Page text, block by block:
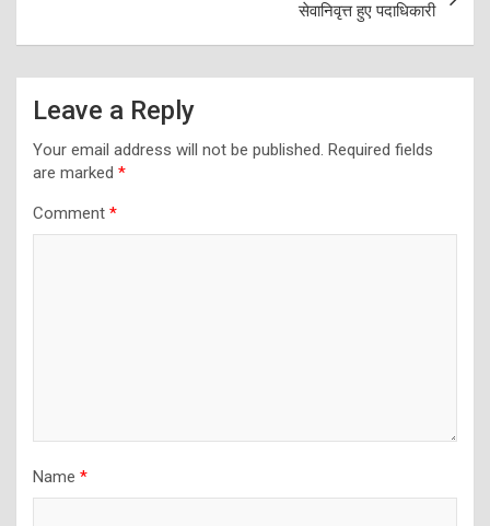
सेवानिवृत्त हुए पदाधिकारी
Leave a Reply
Your email address will not be published. Required fields
are marked *
Comment *
Name *